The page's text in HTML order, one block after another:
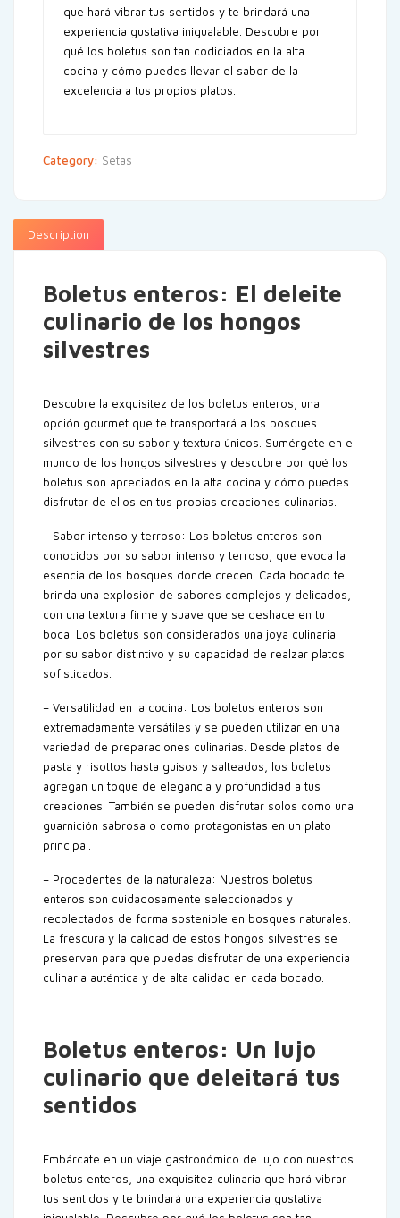
que hará vibrar tus sentidos y te brindará una
experiencia gustativa inigualable. Descubre por
qué los boletus son tan codiciados en la alta
cocina y cómo puedes llevar el sabor de la
excelencia a tus propios platos.
Category: Setas
Description
Boletus enteros: El deleite
culinario de los hongos
silvestres
Descubre la exquisitez de los boletus enteros, una
opción gourmet que te transportará a los bosques
silvestres con su sabor y textura únicos. Sumérgete en el
mundo de los hongos silvestres y descubre por qué los
boletus son apreciados en la alta cocina y cómo puedes
disfrutar de ellos en tus propias creaciones culinarias.
– Sabor intenso y terroso: Los boletus enteros son
conocidos por su sabor intenso y terroso, que evoca la
esencia de los bosques donde crecen. Cada bocado te
brinda una explosión de sabores complejos y delicados,
con una textura firme y suave que se deshace en tu
boca. Los boletus son considerados una joya culinaria
por su sabor distintivo y su capacidad de realzar platos
sofisticados.
– Versatilidad en la cocina: Los boletus enteros son
extremadamente versátiles y se pueden utilizar en una
variedad de preparaciones culinarias. Desde platos de
pasta y risottos hasta guisos y salteados, los boletus
agregan un toque de elegancia y profundidad a tus
creaciones. También se pueden disfrutar solos como una
guarnición sabrosa o como protagonistas en un plato
principal.
– Procedentes de la naturaleza: Nuestros boletus
enteros son cuidadosamente seleccionados y
recolectados de forma sostenible en bosques naturales.
La frescura y la calidad de estos hongos silvestres se
preservan para que puedas disfrutar de una experiencia
culinaria auténtica y de alta calidad en cada bocado.
Boletus enteros: Un lujo
culinario que deleitará tus
sentidos
Embárcate en un viaje gastronómico de lujo con nuestros
boletus enteros, una exquisitez culinaria que hará vibrar
tus sentidos y te brindará una experiencia gustativa